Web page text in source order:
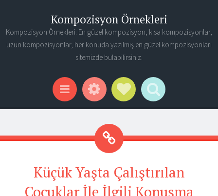
Kompozisyon Örnekleri
Kompozisyon Örnekleri. En güzel kompozisyon, kısa kompozisyonlar,
uzun kompozisyonlar, her konuda yazılmış en güzel kompozisyonları
sitemizde bulabilirsiniz.
Menu WidgetsSocial Links
Search
Küçük Yaşta Çalıştırılan
Çocuklar İle İlgili Konuşma